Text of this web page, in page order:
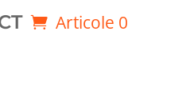
Articole 0